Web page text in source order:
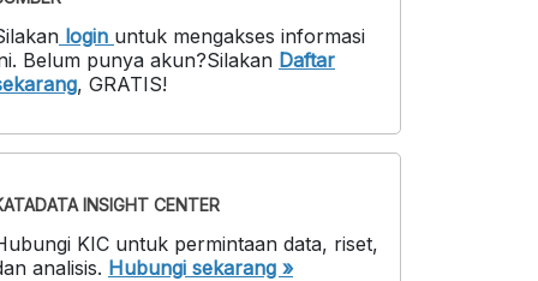
login untuk mengakses informasi
. Belum punya akun?Silakan Daftar
, GRATIS!
INSIGHT CENTER
KIC untuk permintaan data, riset,
analisis. Hubungi sekarang »